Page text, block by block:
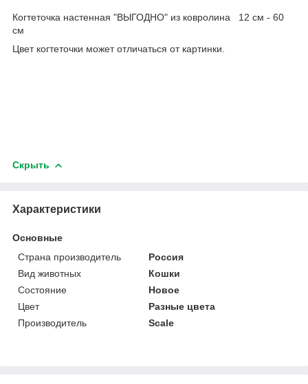
Когтеточка настенная "ВЫГОДНО" из ковролина 12 см - 60
см
Цвет когтеточки может отличаться от картинки.
Скрыть
Характеристики
Основные
Страна производитель
Россия
Вид животных
Кошки
Состояние
Новое
Цвет
Разные цвета
Производитель
Scale